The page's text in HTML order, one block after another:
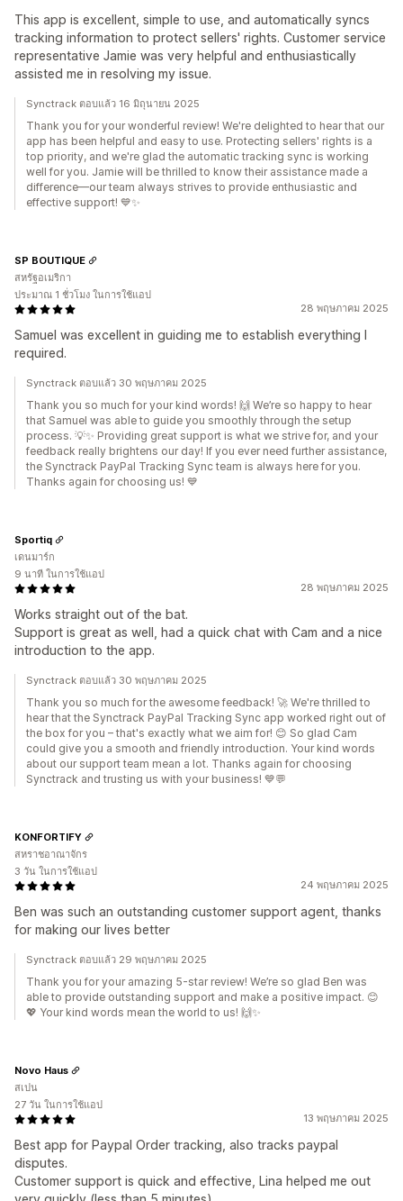
This app is excellent, simple to use, and automatically syncs
tracking information to protect sellers' rights. Customer service
representative Jamie was very helpful and enthusiastically
assisted me in resolving my issue.
Synctrack ตอบแล้ว 16 มิถุนายน 2025
Thank you for your wonderful review! We're delighted to hear that our
app has been helpful and easy to use. Protecting sellers' rights is a
top priority, and we're glad the automatic tracking sync is working
well for you. Jamie will be thrilled to know their assistance made a
difference—our team always strives to provide enthusiastic and
effective support! 💙✨
28 พฤษภาคม 2025
Samuel was excellent in guiding me to establish everything I
required.
SP BOUTIQUE
สหรัฐอเมริกา
ประมาณ 1 ชั่วโมง ในการใช้แอป
Synctrack ตอบแล้ว 30 พฤษภาคม 2025
Thank you so much for your kind words! 🙌 We’re so happy to hear
that Samuel was able to guide you smoothly through the setup
process. 💡✨ Providing great support is what we strive for, and your
feedback really brightens our day! If you ever need further assistance,
the Synctrack PayPal Tracking Sync team is always here for you.
Thanks again for choosing us! 💙
28 พฤษภาคม 2025
Works straight out of the bat.
Support is great as well, had a quick chat with Cam and a nice
introduction to the app.
Sportiq
เดนมาร์ก
9 นาที ในการใช้แอป
Synctrack ตอบแล้ว 30 พฤษภาคม 2025
Thank you so much for the awesome feedback! 🚀 We're thrilled to
hear that the Synctrack PayPal Tracking Sync app worked right out of
the box for you – that's exactly what we aim for! 😊 So glad Cam
could give you a smooth and friendly introduction. Your kind words
about our support team mean a lot. Thanks again for choosing
Synctrack and trusting us with your business! 💙💬
24 พฤษภาคม 2025
Ben was such an outstanding customer support agent, thanks
for making our lives better
KONFORTIFY
สหราชอาณาจักร
3 วัน ในการใช้แอป
Synctrack ตอบแล้ว 29 พฤษภาคม 2025
Thank you for your amazing 5-star review! We’re so glad Ben was
able to provide outstanding support and make a positive impact. 😊
💖 Your kind words mean the world to us! 🙌✨
13 พฤษภาคม 2025
Best app for Paypal Order tracking, also tracks paypal
disputes.
Customer support is quick and effective, Lina helped me out
Novo Haus
สเปน
27 วัน ในการใช้แอป